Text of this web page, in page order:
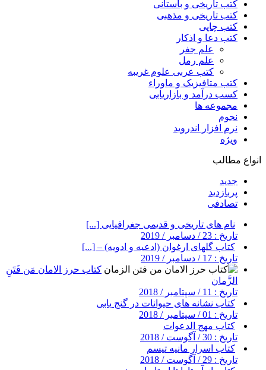
کتب تاریخی و باستانی
کتب تاریخی و مذهبی
کتب چاپی
کتب دعا و اذکار
علم جفر
علم رمل
کتب عربی علوم غریبه
کتب متافیزیک و ماوراء
کسب درآمد و بازاریابی
مجموعه ها
نجوم
نرم افزار اندروید
ویژه
انواع مطالب
جدید
پربازدید
تصادفی
نام های تاریخی و قدیمی جغرافیایی [...]
تاریخ : 23 / دسامبر / 2019
کتاب گلهای ارغوان (ادعیه و ادویه) – [...]
تاریخ : 17 / دسامبر / 2019
کتاب حرز الامان مَن فَتَنِ
الزَّمان
تاریخ : 11 / سپتامبر / 2018
کتاب نشانه های حیوانات در گنج یابی
تاریخ : 01 / سپتامبر / 2018
کتاب مهج الدعوات
تاریخ : 30 / آگوست / 2018
کتاب اسرار مانیه تیسم
تاریخ : 29 / آگوست / 2018